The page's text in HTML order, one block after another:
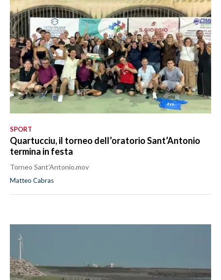
SPORT
Quartucciu, il torneo dell’oratorio Sant’Antonio
termina in festa
Torneo Sant’Antonio.mov
Matteo Cabras